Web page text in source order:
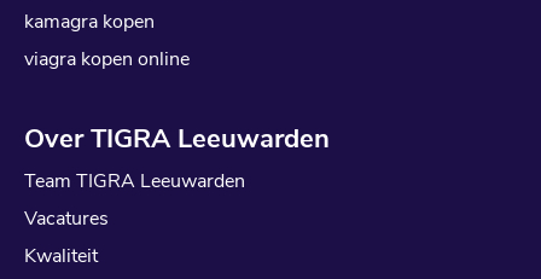
kamagra kopen
viagra kopen online
Over TIGRA Leeuwarden
Team TIGRA Leeuwarden
Vacatures
Kwaliteit